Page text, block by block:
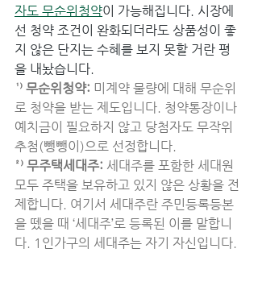
자도 무순위청약이 가능해집니다. 시장에
선 청약 조건이 완화되더라도 상품성이 좋
지 않은 단지는 수혜를 보지 못할 거란 평
을 내놨습니다.
¹⁾ 무순위청약: 미계약 물량에 대해 무순위
로 청약을 받는 제도입니다. 청약통장이나
예치금이 필요하지 않고 당첨자도 무작위
추첨(뺑뺑이)으로 선정합니다.
²⁾ 무주택세대주: 세대주를 포함한 세대원
모두 주택을 보유하고 있지 않은 상황을 전
제합니다. 여기서 세대주란 주민등록등본
을 뗐을 때 ‘세대주’로 등록된 이를 말합니
다. 1인가구의 세대주는 자기 자신입니다.